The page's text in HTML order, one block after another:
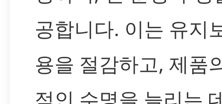
공합니다. 이는 유지
용을 절감하고, 제품